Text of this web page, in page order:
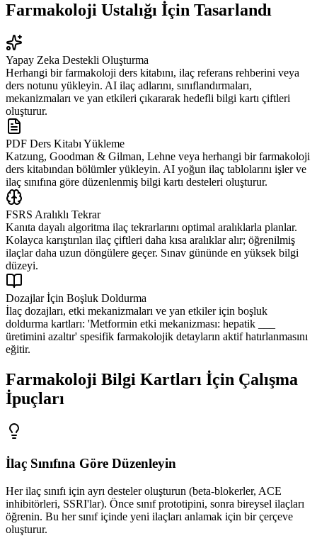
Farmakoloji Ustalığı İçin Tasarlandı
Yapay Zeka Destekli Oluşturma
Herhangi bir farmakoloji ders kitabını, ilaç referans rehberini veya
ders notunu yükleyin. AI ilaç adlarını, sınıflandırmaları,
mekanizmaları ve yan etkileri çıkararak hedefli bilgi kartı çiftleri
oluşturur.
PDF Ders Kitabı Yükleme
Katzung, Goodman & Gilman, Lehne veya herhangi bir farmakoloji
ders kitabından bölümler yükleyin. AI yoğun ilaç tablolarını işler ve
ilaç sınıfına göre düzenlenmiş bilgi kartı desteleri oluşturur.
FSRS Aralıklı Tekrar
Kanıta dayalı algoritma ilaç tekrarlarını optimal aralıklarla planlar.
Kolayca karıştırılan ilaç çiftleri daha kısa aralıklar alır; öğrenilmiş
ilaçlar daha uzun döngülere geçer. Sınav gününde en yüksek bilgi
düzeyi.
Dozajlar İçin Boşluk Doldurma
İlaç dozajları, etki mekanizmaları ve yan etkiler için boşluk
doldurma kartları: 'Metformin etki mekanizması: hepatik ___
üretimini azaltır' spesifik farmakolojik detayların aktif hatırlanmasını
eğitir.
Farmakoloji Bilgi Kartları İçin Çalışma
İpuçları
İlaç Sınıfına Göre Düzenleyin
Her ilaç sınıfı için ayrı desteler oluşturun (beta-blokerler, ACE
inhibitörleri, SSRI'lar). Önce sınıf prototipini, sonra bireysel ilaçları
öğrenin. Bu her sınıf içinde yeni ilaçları anlamak için bir çerçeve
oluşturur.